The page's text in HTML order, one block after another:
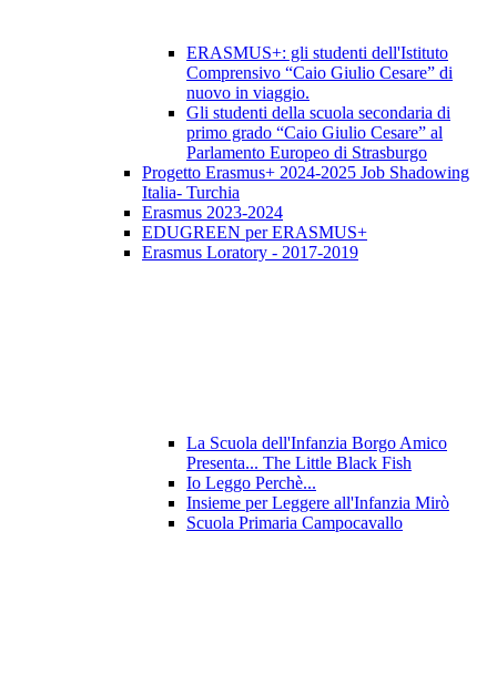
ERASMUS+: gli studenti dell'Istituto
Comprensivo “Caio Giulio Cesare” di
nuovo in viaggio.
Gli studenti della scuola secondaria di
primo grado “Caio Giulio Cesare” al
Parlamento Europeo di Strasburgo
Progetto Erasmus+ 2024-2025 Job Shadowing
Italia- Turchia
Erasmus 2023-2024
EDUGREEN per ERASMUS+
Erasmus Loratory - 2017-2019
La Scuola dell'Infanzia Borgo Amico
Presenta... The Little Black Fish
Io Leggo Perchè...
Insieme per Leggere all'Infanzia Mirò
Scuola Primaria Campocavallo